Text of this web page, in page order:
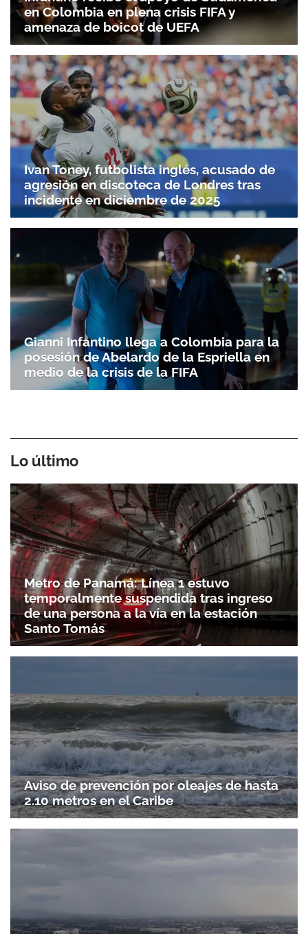
en Colombia en plena crisis FIFA y
amenaza de boicot de UEFA
Ivan Toney, futbolista inglés, acusado de
agresión en discoteca de Londres tras
incidente en diciembre de 2025
Gianni Infantino llega a Colombia para la
posesión de Abelardo de la Espriella en
medio de la crisis de la FIFA
Lo último
Metro de Panamá: Línea 1 estuvo
temporalmente suspendida tras ingreso
de una persona a la vía en la estación
Santo Tomás
Aviso de prevención por oleajes de hasta
2.10 metros en el Caribe